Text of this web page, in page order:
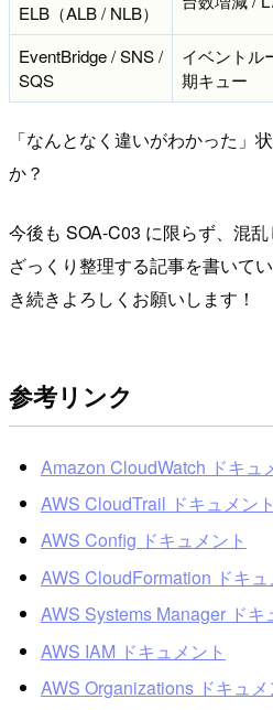
ELB（ALB / NLB）
EventBridge / SNS /
SQS
イベントル
期キュー
「なんとなく違いがわかった」
か？
今後も SOA-C03 に限らず、混
ざっくり整理する記事を書いて
き続きよろしくお願いします！
参考リンク
Amazon CloudWatch ドキュ
AWS CloudTrail ドキュメント
AWS Config ドキュメント
AWS CloudFormation ドキュ
AWS Systems Manager ドキ
AWS IAM ドキュメント
AWS Organizations ドキュメ